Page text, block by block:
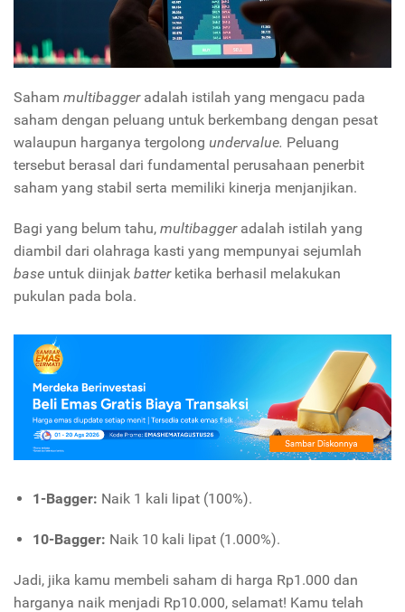
Saham multibagger adalah istilah yang mengacu pada
saham dengan peluang untuk berkembang dengan pesat
walaupun harganya tergolong undervalue. Peluang
tersebut berasal dari fundamental perusahaan penerbit
saham yang stabil serta memiliki kinerja menjanjikan.
Bagi yang belum tahu, multibagger adalah istilah yang
diambil dari olahraga kasti yang mempunyai sejumlah
base untuk diinjak batter ketika berhasil melakukan
pukulan pada bola.
1-Bagger: Naik 1 kali lipat (100%).
10-Bagger: Naik 10 kali lipat (1.000%).
Jadi, jika kamu membeli saham di harga Rp1.000 dan
harganya naik menjadi Rp10.000, selamat! Kamu telah